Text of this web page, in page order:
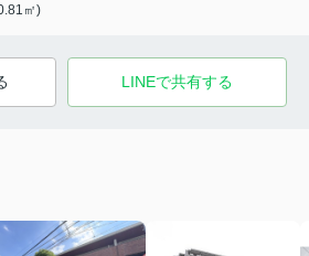
㎡)
LINEで共有する